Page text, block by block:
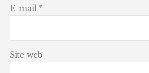
E-mail *
Site web